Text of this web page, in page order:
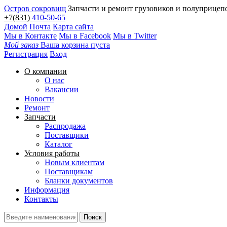
Остров сокровищ Запчасти и ремонт грузовиков и
+7(831) 410-50-65
Домой Почта Карта сайта
Мы в Контакте Мы в Facebook Мы в Twitter
Мой заказ Ваша корзина пуста
Регистрация Вход
О компании
О нас
Вакансии
Новости
Ремонт
Запчасти
Распродажа
Поставщики
Каталог
Условия работы
Новым клиентам
Поставщикам
Бланки документов
Информация
Контакты